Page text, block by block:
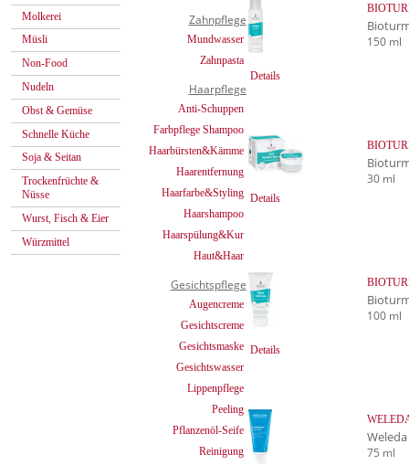
Molkerei
Müsli
Non-Food
Nudeln
Obst & Gemüse
Schnelle Küche
Soja & Seitan
Trockenfrüchte &
Nüsse
Wurst, Fisch & Eier
Würzmittel
Zahnpflege
Mundwasser
Zahnpasta
Haarpflege
Anti-Schuppen
Farbpflege Shampoo
Haarbürsten&Kämme
Haarentfernung
Haarfarbe&Styling
Haarshampoo
Haarspülung&Kur
Haut&Haar
Gesichtspflege
Augencreme
Gesichtscreme
Gesichtsmaske
Gesichtswasser
Lippenpflege
Peeling
Pflanzenöl-Seife
Reinigung
Details
150 ml
Details
30 ml
Details
100 ml
Weleda
75 ml